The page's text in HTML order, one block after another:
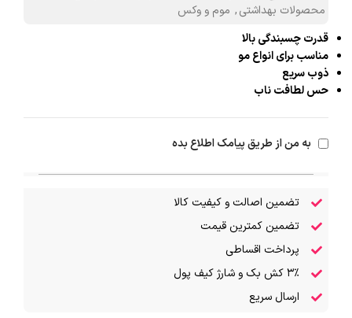
محصولات بهداشتی, موم و وکس
قدرت چسبندگی بالا
مناسب برای انواع مو
ذوب سریع
حس لطافت ناب
به من از طریق پیامک اطلاع بده
تضمین اصالت و کیفیت کالا
تضمین کمترین قیمت
پرداخت اقساطی
۳٪ کش بک و شارژ کیف پول
ارسال سریع